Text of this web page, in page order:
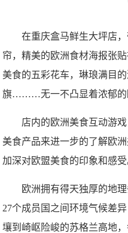
在重庆盒马鲜生大坪店，
帘，精美的欧洲食材海报张
美食的五彩花车，琳琅满目
旗………无一不凸显着浓郁的
店内的欧洲美食互动游戏
美食产品来进一步的了解欧
加深对欧盟美食的印象和感受
欧洲拥有得天独厚的地理
27个成员国之间环境气候差
壤到崎岖险峻的苏格兰高地